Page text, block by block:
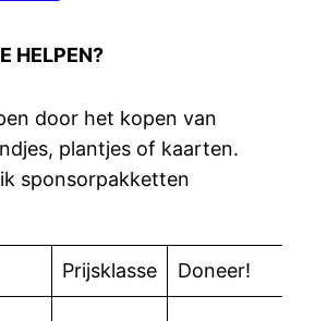
HELPEN?
door het kopen van
plantjes of kaarten.
sponsorpakketten
Prijsklasse Doneer!